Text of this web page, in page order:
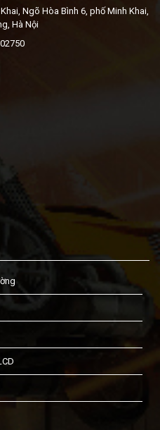
Ngõ Hòa Bình 6, phố Minh Khai,
Hà Nội